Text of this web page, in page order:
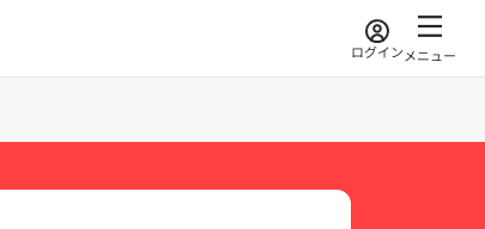
ログインメニュー